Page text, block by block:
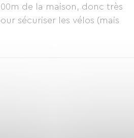
de la maison, donc très
sécuriser les vélos (mais